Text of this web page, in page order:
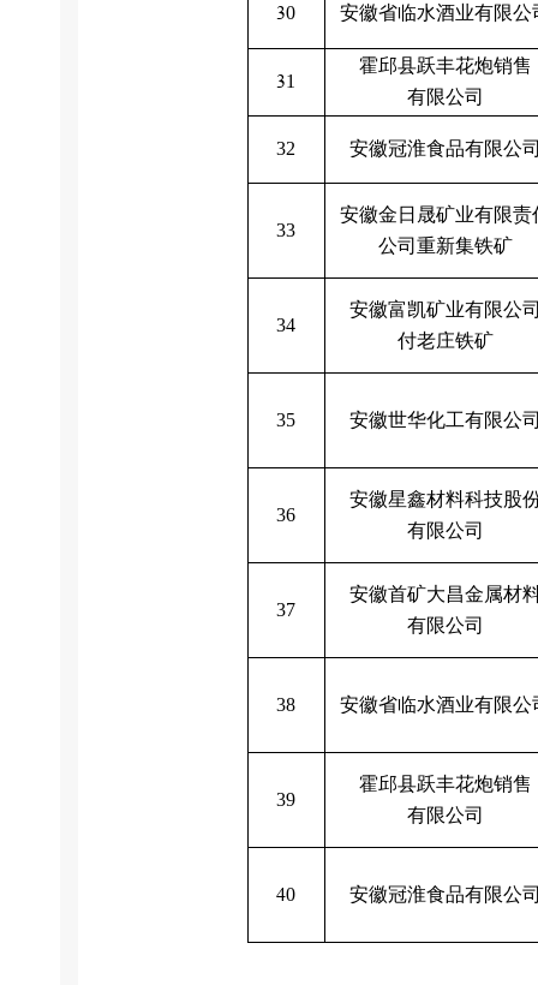
30 安徽省临水酒业有限公
31
霍邱县跃丰花炮销售
有限公司
32 安徽冠淮食品有限公
33
安徽金日晟矿业有限责
公司重新集铁矿
34
安徽富凯矿业有限公
付老庄铁矿
35 安徽世华化工有限公
36
安徽星鑫材料科技股
有限公司
37
安徽首矿大昌金属材
有限公司
38 安徽省临水酒业有限公
39
霍邱县跃丰花炮销售
有限公司
40 安徽冠淮食品有限公